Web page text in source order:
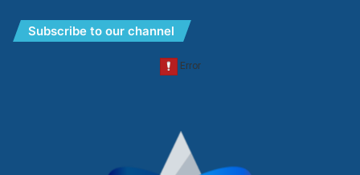
Subscribe to our channel